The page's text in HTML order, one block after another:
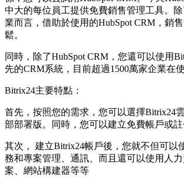
中大的每位員工提供免費銷售管理工具。
業而言，借助於使用的HubSpot CRM，銷
鬆。
同時，除了HubSpot CRM，您還可以使用
先的CRM系統，目前超過1500萬家企業在使
Bitrix24主要特點：
首先，按照您的需求，您可以選擇Bitrix24
部部署版。同時，您可以建立免費帳戶或註
其次， 建立Bitrix24帳戶後，您就不但可以
務和專案管理、通訊、而且還可以使用人
案、網站構建器等等